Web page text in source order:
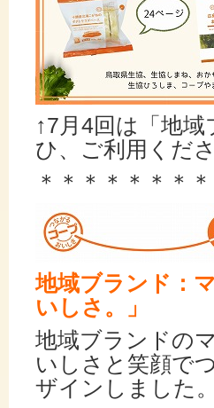
↑7月4回は「地
ひ、ご利用くだ
＊＊＊＊＊＊＊
地域ブランド：
いしさ。」
地域ブランドの
いしさと笑顔で
ザインしました。